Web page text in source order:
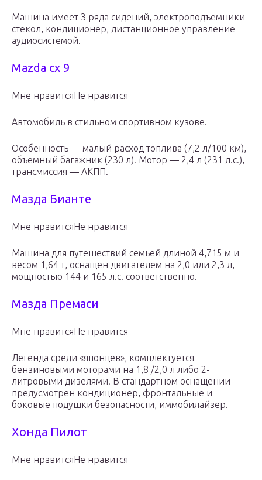
Машина имеет 3 ряда сидений, электроподъемники
стекол, кондиционер, дистанционное управление
аудиосистемой.
Mazda cx 9
Мне нравитсяНе нравится
Автомобиль в стильном спортивном кузове.
Особенность — малый расход топлива (7,2 л/100 км),
объемный багажник (230 л). Мотор — 2,4 л (231 л.с.),
трансмиссия — АКПП.
Мазда Бианте
Мне нравитсяНе нравится
Машина для путешествий семьей длиной 4,715 м и
весом 1,64 т, оснащен двигателем на 2,0 или 2,3 л,
мощностью 144 и 165 л.с. соответственно.
Мазда Премаси
Мне нравитсяНе нравится
Легенда среди «японцев», комплектуется
бензиновыми моторами на 1,8 /2,0 л либо 2-
литровыми дизелями. В стандартном оснащении
предусмотрен кондиционер, фронтальные и
боковые подушки безопасности, иммобилайзер.
Хонда Пилот
Мне нравитсяНе нравится